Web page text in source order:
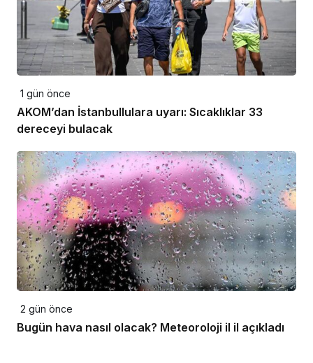
1 gün önce
AKOM’dan İstanbullulara uyarı: Sıcaklıklar 33
dereceyi bulacak
2 gün önce
Bugün hava nasıl olacak? Meteoroloji il il açıkladı